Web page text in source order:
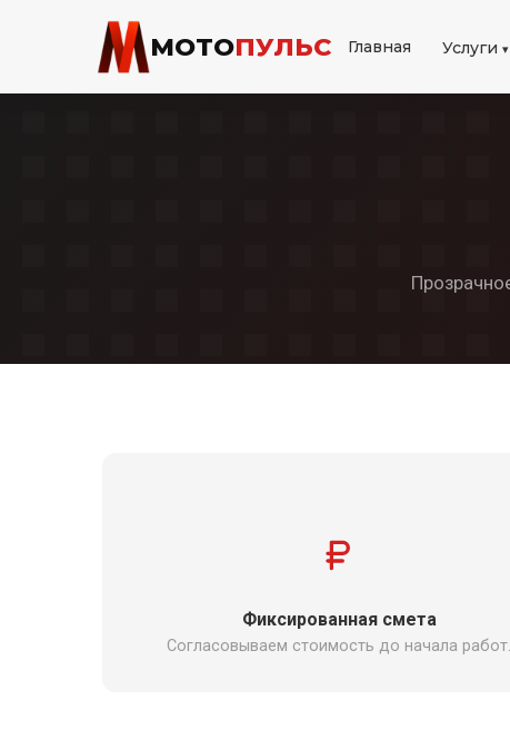
МОТОПУЛЬС Главная Услуги
Фиксированная смета
Согласовываем стоимость до начала работ.